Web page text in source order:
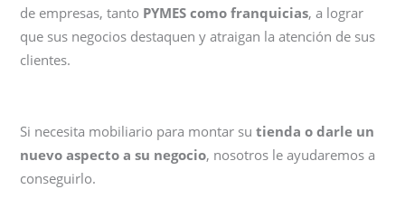
de empresas, tanto PYMES como franquicias, a lograr
que sus negocios destaquen y atraigan la atención de sus
clientes.
Si necesita mobiliario para montar sutienda o darle un
nuevo aspecto a su negocio, nosotros le ayudaremos a
conseguirlo.